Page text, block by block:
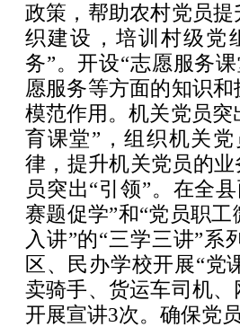
政策，帮助农村党员
织建设，培训村级党
务”。开设“志愿服务
愿服务等方面的知识
模范作用。机关党员突
育课堂”，组织机关
律，提升机关党员的
员突出“引领”。在全
赛题促学”和“党员职
入讲”的“三学三讲”
区、民办学校开展“党
卖骑手、货运车司机
开展宣讲3次。确保党